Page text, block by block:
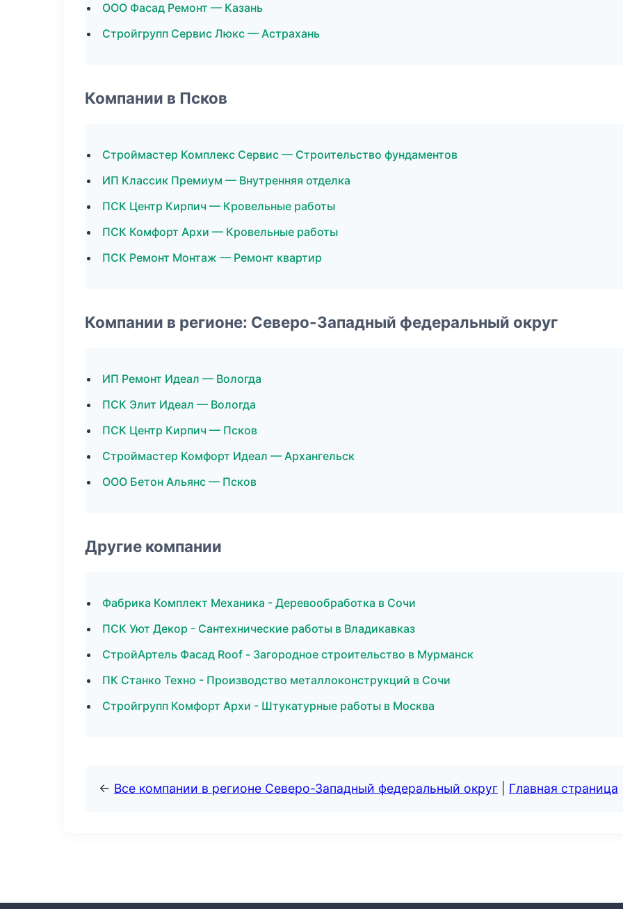
ООО Фасад Ремонт — Казань
Стройгрупп Сервис Люкс — Астрахань
Компании в Псков
Строймастер Комплекс Сервис — Строительство фундаментов
ИП Классик Премиум — Внутренняя отделка
ПСК Центр Кирпич — Кровельные работы
ПСК Комфорт Архи — Кровельные работы
ПСК Ремонт Монтаж — Ремонт квартир
Компании в регионе: Северо-Западный федеральный округ
ИП Ремонт Идеал — Вологда
ПСК Элит Идеал — Вологда
ПСК Центр Кирпич — Псков
Строймастер Комфорт Идеал — Архангельск
ООО Бетон Альянс — Псков
Другие компании
Фабрика Комплект Механика - Деревообработка в Сочи
ПСК Уют Декор - Сантехнические работы в Владикавказ
СтройАртель Фасад Roof - Загородное строительство в Мурманск
ПК Станко Техно - Производство металлоконструкций в Сочи
Стройгрупп Комфорт Архи - Штукатурные работы в Москва
← Все компании в регионе Северо-Западный федеральный округ Главная страница